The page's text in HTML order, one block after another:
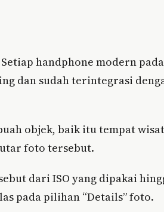
Setiap handphone modern
dan sudah terintegrasi
objek, baik itu tempat
foto tersebut.
dari ISO yang dipakai
pada pilihan “Details” foto.